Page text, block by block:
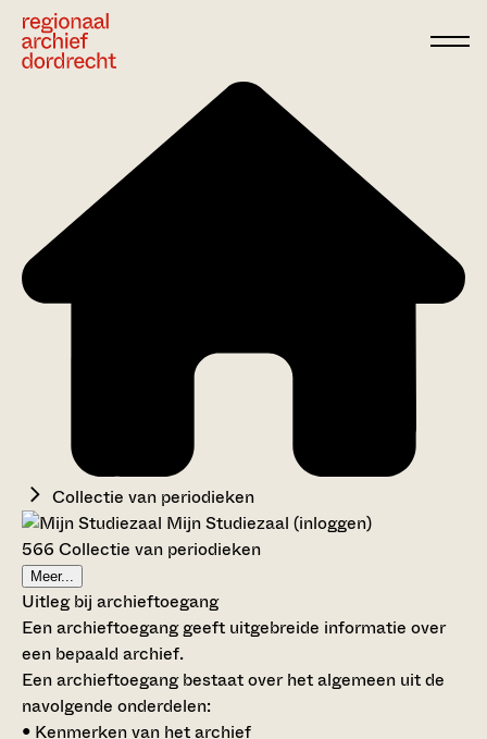
Collectie van periodieken
Mijn Studiezaal (inloggen)
566 Collectie van periodieken
Meer...
Uitleg bij archieftoegang
Een archieftoegang geeft uitgebreide informatie over
een bepaald archief.
Een archieftoegang bestaat over het algemeen uit de
navolgende onderdelen:
• Kenmerken van het archief